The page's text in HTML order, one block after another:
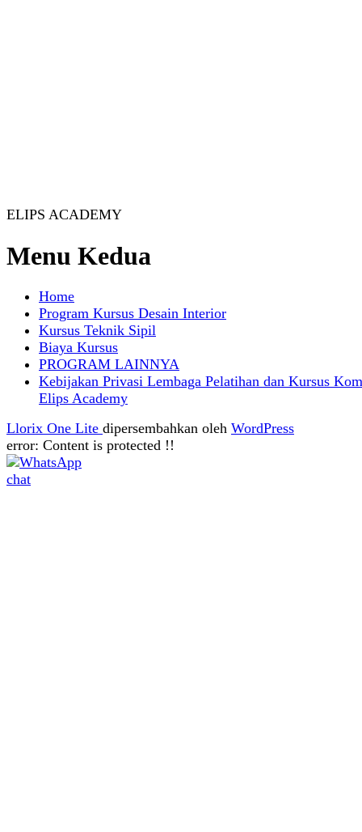
ELIPS ACADEMY
Menu Kedua
Home
Program Kursus Desain Interior
Kursus Teknik Sipil
Biaya Kursus
PROGRAM LAINNYA
Kebijakan Privasi Lembaga Pelatihan dan Kursus
Elips Academy
Llorix One Lite dipersembahkan oleh WordPress
error: Content is protected !!